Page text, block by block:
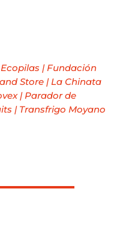
Ecopilas |Fundación
Store |La Chinata
|Parador de
| Transfrigo Moyano